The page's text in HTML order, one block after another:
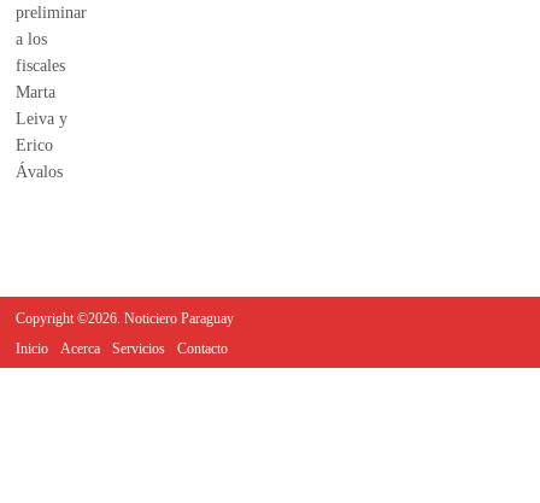
Copyright ©2026. Noticiero Paraguay
Inicio
Acerca Servicios Contacto